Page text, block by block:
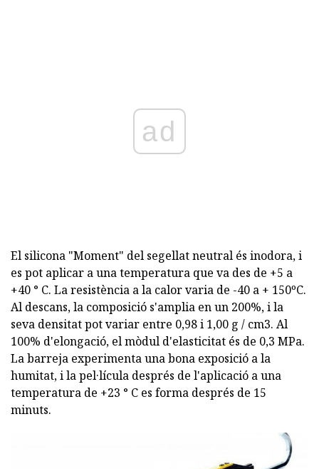
ad
El silicona "Moment" del segellat neutral és inodora, i
es pot aplicar a una temperatura que va des de +5 a
+40 ° C. La resistència a la calor varia de -40 a + 150ºC.
Al descans, la composició s'amplia en un 200%, i la
seva densitat pot variar entre 0,98 i 1,00 g / cm3. Al
100% d'elongació, el mòdul d'elasticitat és de 0,3 MPa.
La barreja experimenta una bona exposició a la
humitat, i la pel·lícula després de l'aplicació a una
temperatura de +23 ° C es forma després de 15
minuts.